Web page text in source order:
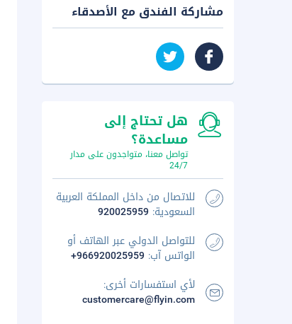
مشاركة الفندق مع الأصدقاء
هل تحتاج إلى
مساعدة؟
تواصل معنا، متواجدون على مدار
24/7
للاتصال من داخل المملكة العربية
السعودية: 920025959
للتواصل الدولي عبر الهاتف أو
الواتس آب: +966920025959
لأي استفسارات أخرى:
customercare@flyin.com